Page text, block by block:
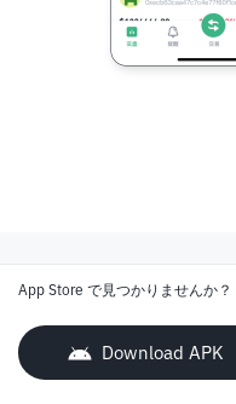
App Store で見つかりませんか？
Download APK